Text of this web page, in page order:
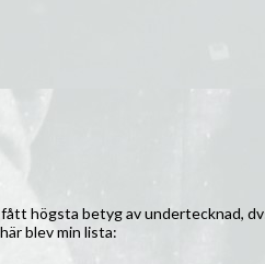
högsta betyg av undertecknad,
blev min lista: